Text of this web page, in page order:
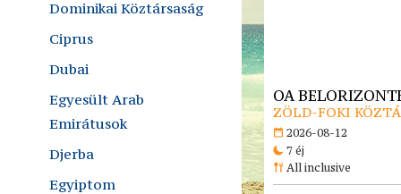
Dominikai Köztársaság
Ciprus
Dubai
Egyesült Arab
Emirátusok
Djerba
Egyiptom
OA
ZÖLD-FOKI
2026-08-12
7 éj
All inclusive